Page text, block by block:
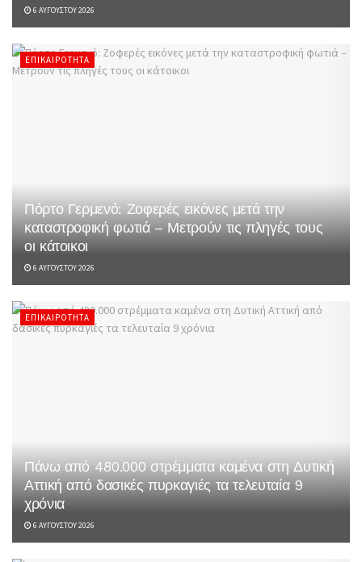
6 ΑΥΓΟΎΣΤΟΥ 2026
ΕΠΙΚΑΙΡΌΤΗΤΑ
Πόρτο Γερμενό: Ζοφερές εικόνες μετά την
καταστροφική φωτιά – Μετρούν τις πληγές τους
οι κάτοικοι
6 ΑΥΓΟΎΣΤΟΥ 2026
ΕΠΙΚΑΙΡΌΤΗΤΑ
Πάνω από 480.000 στρέμματα καμένα στη Δυτική
Αττική από δασικές πυρκαγιές τα τελευταία 9
χρόνια
6 ΑΥΓΟΎΣΤΟΥ 2026